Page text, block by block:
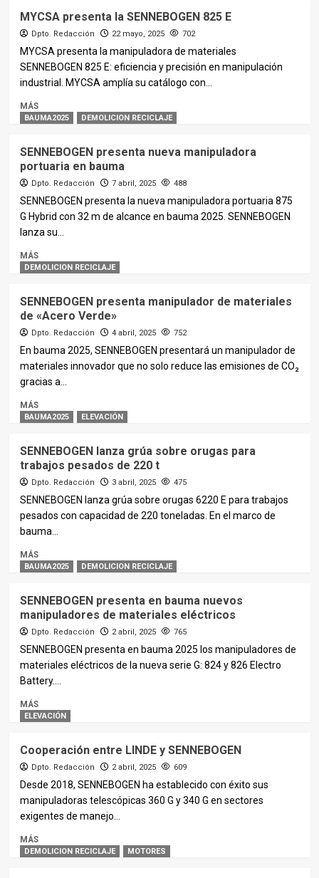
MYCSA presenta la SENNEBOGEN 825 E
Dpto. Redacción 22 mayo, 2025 702
MYCSA presenta la manipuladora de materiales
SENNEBOGEN 825 E: eficiencia y precisión en manipulación
industrial. MYCSA amplía su catálogo con...
MÁS
BAUMA2025 DEMOLICION RECICLAJE
SENNEBOGEN presenta nueva manipuladora
portuaria en bauma
Dpto. Redacción 7 abril, 2025 488
SENNEBOGEN presenta la nueva manipuladora portuaria 875
G Hybrid con 32 m de alcance en bauma 2025. SENNEBOGEN
lanza su...
MÁS
DEMOLICION RECICLAJE
SENNEBOGEN presenta manipulador de materiales
de «Acero Verde»
Dpto. Redacción 4 abril, 2025 752
En bauma 2025, SENNEBOGEN presentará un manipulador de
materiales innovador que no solo reduce las emisiones de CO₂
gracias a...
MÁS
BAUMA2025 ELEVACIÓN
SENNEBOGEN lanza grúa sobre orugas para
trabajos pesados de 220 t
Dpto. Redacción 3 abril, 2025 475
SENNEBOGEN lanza grúa sobre orugas 6220 E para trabajos
pesados con capacidad de 220 toneladas. En el marco de
bauma...
MÁS
BAUMA2025 DEMOLICION RECICLAJE
SENNEBOGEN presenta en bauma nuevos
manipuladores de materiales eléctricos
Dpto. Redacción 2 abril, 2025 765
SENNEBOGEN presenta en bauma 2025 los manipuladores de
materiales eléctricos de la nueva serie G: 824 y 826 Electro
Battery....
MÁS
ELEVACIÓN
Cooperación entre LINDE y SENNEBOGEN
Dpto. Redacción 2 abril, 2025 609
Desde 2018, SENNEBOGEN ha establecido con éxito sus
manipuladoras telescópicas 360 G y 340 G en sectores
exigentes de manejo...
MÁS
DEMOLICION RECICLAJE MOTORES